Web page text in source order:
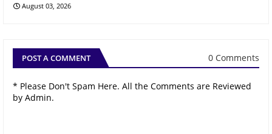
August 03, 2026
POST A COMMENT 0 Comments
* Please Don't Spam Here. All the Comments are Reviewed
by Admin.